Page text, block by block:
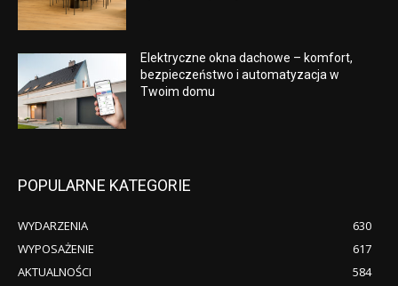
Elektryczne okna dachowe – komfort,
bezpieczeństwo i automatyzacja w
Twoim domu
POPULARNE KATEGORIE
WYDARZENIA
630
WYPOSAŻENIE
617
AKTUALNOŚCI
584